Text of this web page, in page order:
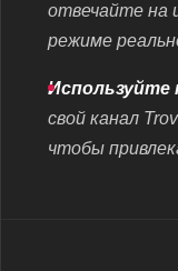
отвечайте на
режиме
Используйте
свой канал
чтобы